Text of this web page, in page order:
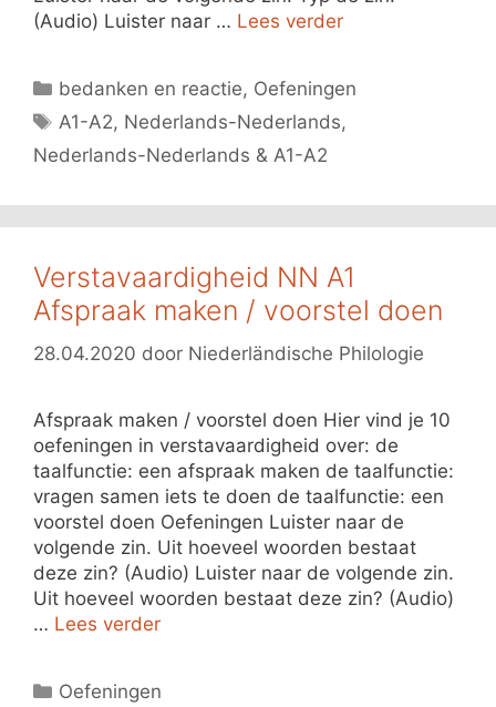
(Audio) Luister naar … Lees verder
Categorieën
bedanken en reactie, Oefeningen
Tags
A1-A2, Nederlands-Nederlands,
Nederlands-Nederlands & A1-A2
Verstavaardigheid NN A1
Afspraak maken / voorstel doen
28.04.2020 door Niederländische Philologie
Afspraak maken / voorstel doen Hier vind je 10
oefeningen in verstavaardigheid over: de
taalfunctie: een afspraak maken de taalfunctie:
vragen samen iets te doen de taalfunctie: een
voorstel doen Oefeningen Luister naar de
volgende zin. Uit hoeveel woorden bestaat
deze zin? (Audio) Luister naar de volgende zin.
Uit hoeveel woorden bestaat deze zin? (Audio)
… Lees verder
Categorieën
Oefeningen